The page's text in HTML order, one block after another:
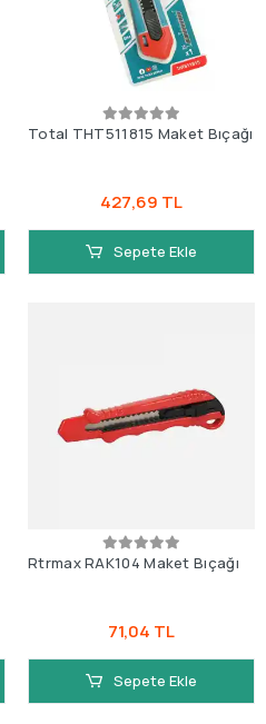
Total THT511815 Maket Bıçağı
427,69 TL
Sepete Ekle
Rtrmax RAK104 Maket Bıçağı
71,04 TL
Sepete Ekle